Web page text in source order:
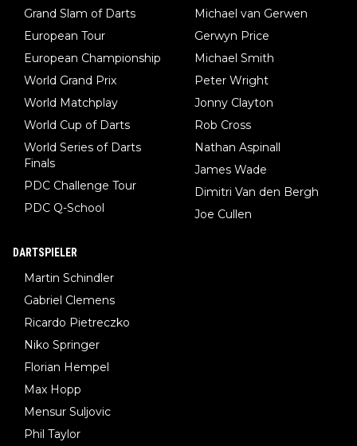
Grand Slam of Darts
European Tour
European Championship
World Grand Prix
World Matchplay
World Cup of Darts
World Series of Darts
Finals
PDC Challenge Tour
PDC Q-School
Michael van Gerwen
Gerwyn Price
Michael Smith
Peter Wright
Jonny Clayton
Rob Cross
Nathan Aspinall
James Wade
Dimitri Van den Bergh
Joe Cullen
DARTSPIELER
Martin Schindler
Gabriel Clemens
Ricardo Pietreczko
Niko Springer
Florian Hempel
Max Hopp
Mensur Suljovic
Phil Taylor